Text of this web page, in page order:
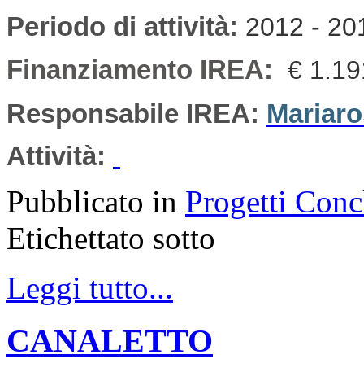
Periodo di attività: 2012 -
Finanziamento IREA: €
Responsabile IREA:
Attività:
Pubblicato in Progetti
Etichettato sotto
Leggi tutto...
CANALETTO